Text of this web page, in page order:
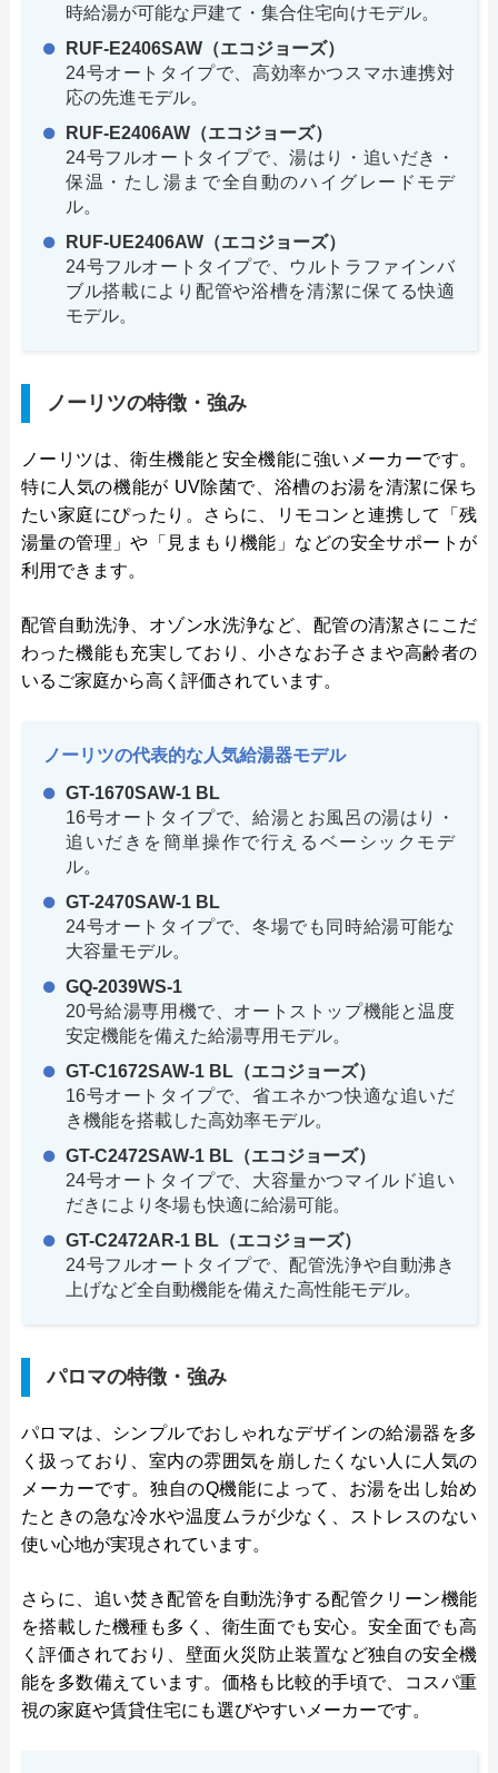
時給湯が可能な戸建て・集合住宅向けモデル。
RUF-E2406SAW（エコジョーズ）
24号オートタイプで、高効率かつスマホ連携対
応の先進モデル。
RUF-E2406AW（エコジョーズ）
24号フルオートタイプで、湯はり・追いだき・
保温・たし湯まで全自動のハイグレードモデ
ル。
RUF-UE2406AW（エコジョーズ）
24号フルオートタイプで、ウルトラファインバ
ブル搭載により配管や浴槽を清潔に保てる快適
モデル。
ノーリツの特徴・強み
ノーリツは、衛生機能と安全機能に強いメーカーです。
特に人気の機能が UV除菌で、浴槽のお湯を清潔に保ち
たい家庭にぴったり。さらに、リモコンと連携して「残
湯量の管理」や「見まもり機能」などの安全サポートが
利用できます。
配管自動洗浄、オゾン水洗浄など、配管の清潔さにこだ
わった機能も充実しており、小さなお子さまや高齢者の
いるご家庭から高く評価されています。
ノーリツの代表的な人気給湯器モデル
GT-1670SAW-1 BL
16号オートタイプで、給湯とお風呂の湯はり・
追いだきを簡単操作で行えるベーシックモデ
ル。
GT-2470SAW-1 BL
24号オートタイプで、冬場でも同時給湯可能な
大容量モデル。
GQ-2039WS-1
20号給湯専用機で、オートストップ機能と温度
安定機能を備えた給湯専用モデル。
GT-C1672SAW-1 BL（エコジョーズ）
16号オートタイプで、省エネかつ快適な追いだ
き機能を搭載した高効率モデル。
GT-C2472SAW-1 BL（エコジョーズ）
24号オートタイプで、大容量かつマイルド追い
だきにより冬場も快適に給湯可能。
GT-C2472AR-1 BL（エコジョーズ）
24号フルオートタイプで、配管洗浄や自動沸き
上げなど全自動機能を備えた高性能モデル。
パロマの特徴・強み
パロマは、シンプルでおしゃれなデザインの給湯器を多
く扱っており、室内の雰囲気を崩したくない人に人気の
メーカーです。独自のQ機能によって、お湯を出し始め
たときの急な冷水や温度ムラが少なく、ストレスのない
使い心地が実現されています。
さらに、追い焚き配管を自動洗浄する配管クリーン機能
を搭載した機種も多く、衛生面でも安心。安全面でも高
く評価されており、壁面火災防止装置など独自の安全機
能を多数備えています。価格も比較的手頃で、コスパ重
視の家庭や賃貸住宅にも選びやすいメーカーです。